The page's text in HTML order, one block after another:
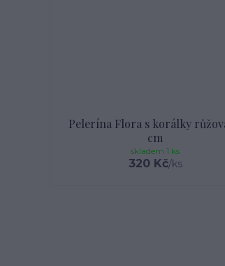
Pelerína Flora s korálky
cm
320 Kč/ks
skladem 1 ks